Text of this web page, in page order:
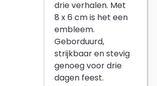
drie verhalen. Met
8 x 6 cm is het een
embleem.
Geborduurd,
strijkbaar en stevig
genoeg voor drie
dagen feest.